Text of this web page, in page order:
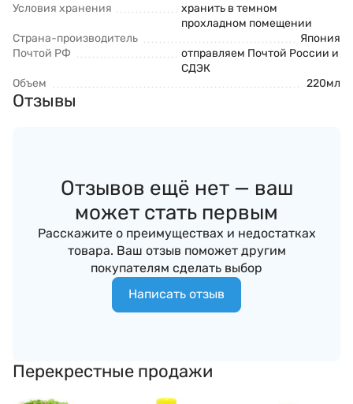
Условия хранения
хранить в темном
прохладном помещении
Страна-производитель
Япония
Почтой РФ
отправляем Почтой России и
СДЭК
Объем
220мл
Отзывы
Отзывов ещё нет — ваш
может стать первым
Расскажите о преимуществах и недостатках
товара. Ваш отзыв поможет другим
покупателям сделать выбор
Написать отзыв
Перекрестные продажи